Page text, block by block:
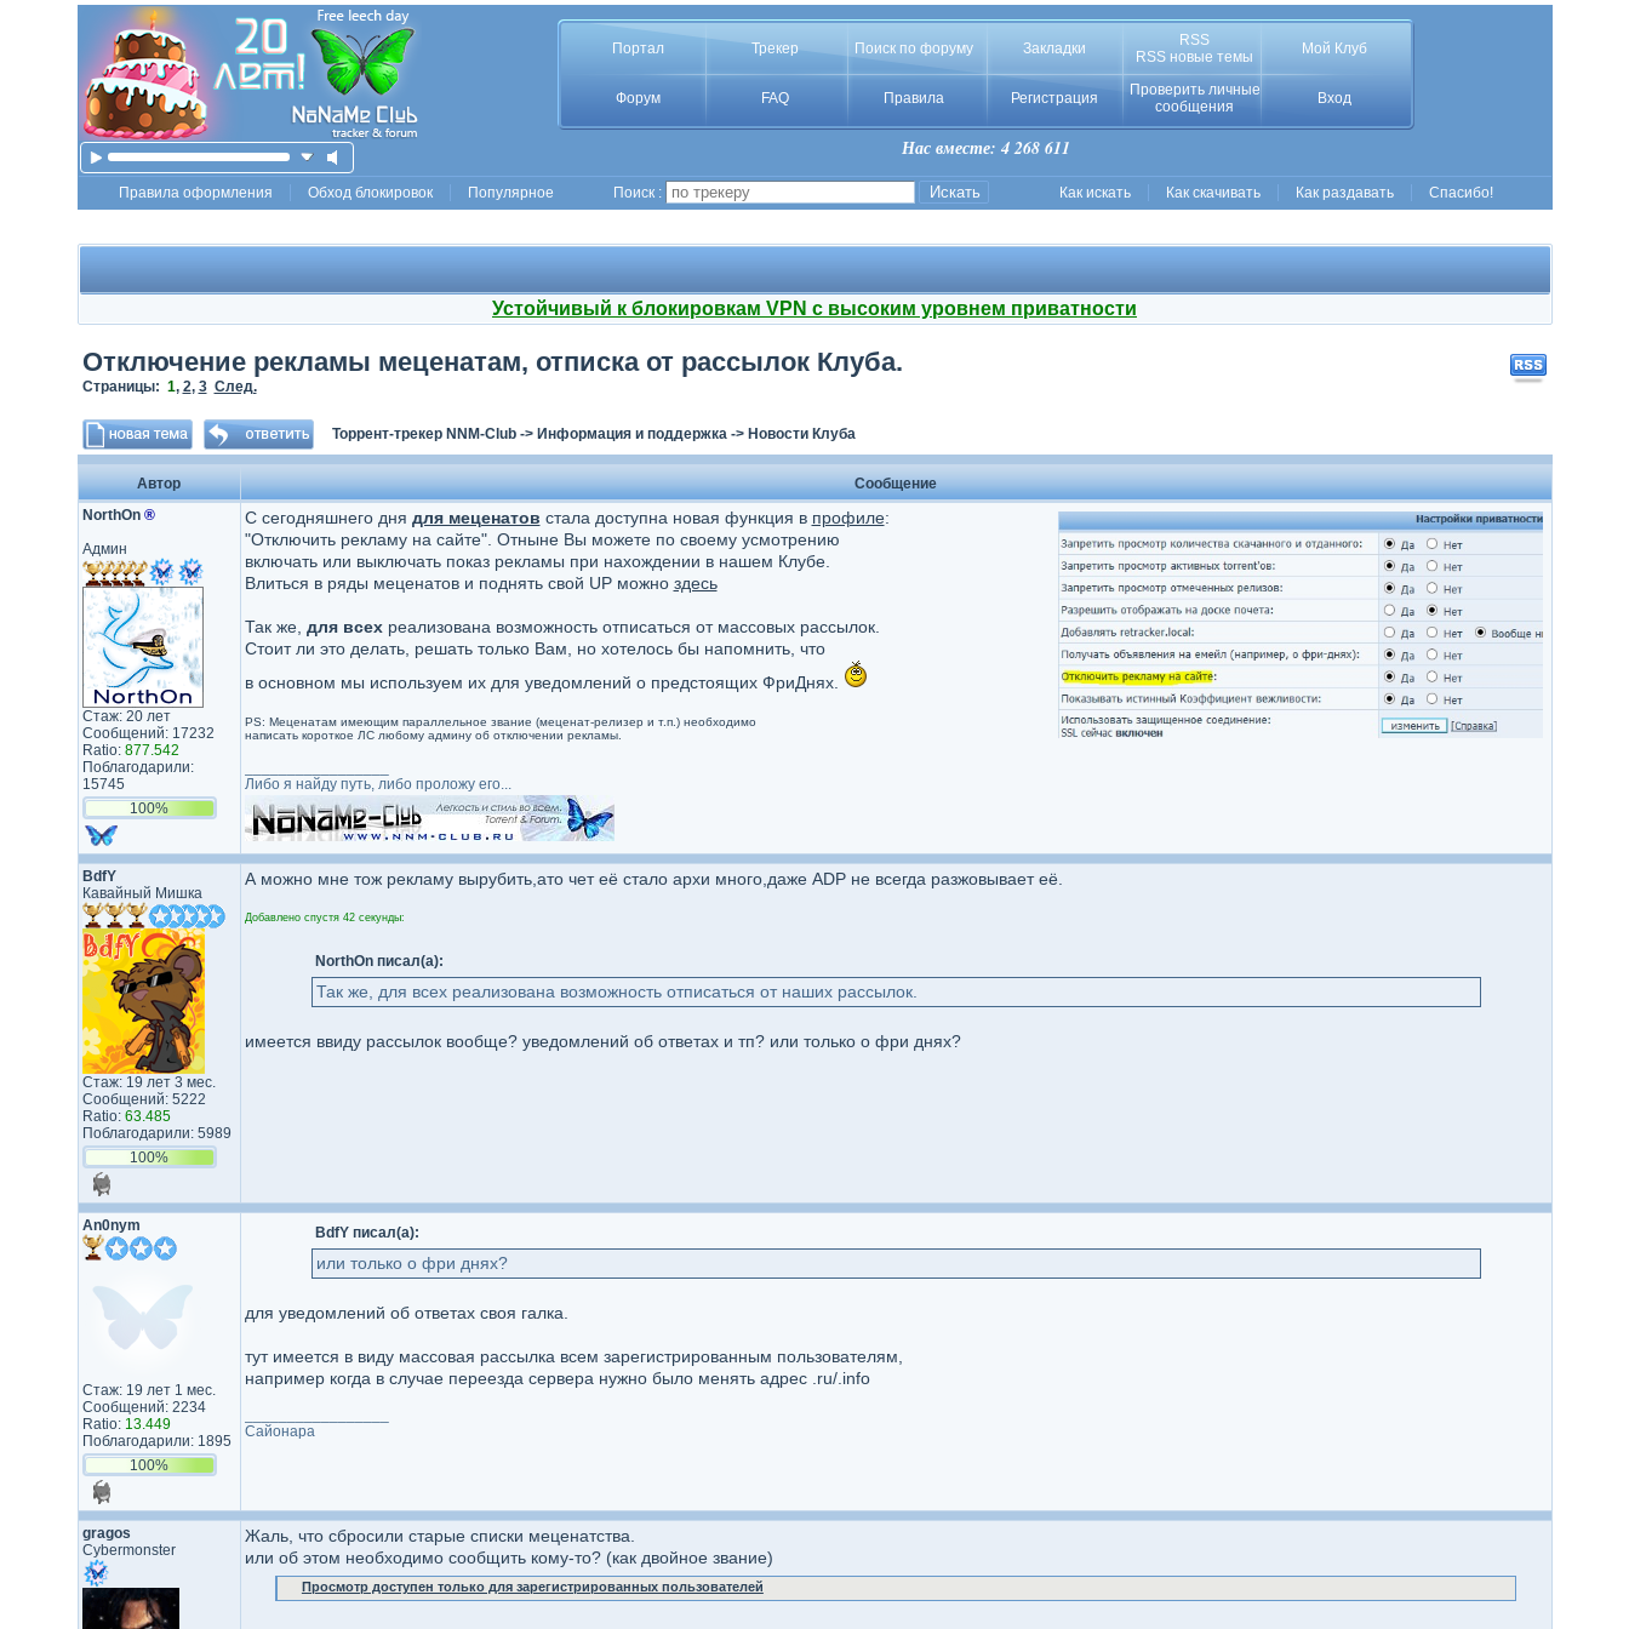
Портал Трекер Поиск по форуму Закладки
RSS
RSS новые темы
Мой Клуб
Форум FAQ Правила Регистрация
Проверить личные
сообщения
Вход
Нас вместе: 4 268 611
Правила оформления Обход блокировок Популярное Поиск : Как искать Как скачивать Как раздавать Спасибо!
Устойчивый к блокировкам VPN с высоким уровнем приватности
Отключение рекламы меценатам, отписка от рассылок Клуба.
Страницы: 1, 2, 3 След.
Торрент-трекер NNM-Club-> Информация и поддержка-> Новости Клуба
Автор
Сообщение
NorthOn ®
Админ
Стаж: 20 лет
Сообщений: 17232
Ratio: 877.542
Поблагодарили:
15745
100%
С сегодняшнего дня для меценатов стала доступна новая функция в профиле:
"Отключить рекламу на сайте". Отныне Вы можете по своему усмотрению
включать или выключать показ рекламы при нахождении в нашем Клубе.
Влиться в ряды меценатов и поднять свой UP можно здесь
Так же, для всехреализована возможность отписаться от массовых рассылок.
Стоит ли это делать, решать только Вам, но хотелось бы напомнить, что
в основном мы используем их для уведомлений о предстоящих ФриДнях.
PS: Меценатам имеющим параллельное звание (меценат-релизер и т.п.) необходимо
написать короткое ЛС любому админу об отключении рекламы.
Либо я найду путь, либо проложу его...
BdfY
Кавайный Мишка
Стаж: 19 лет 3 мес.
Сообщений: 5222
Ratio: 63.485
Поблагодарили: 5989
100%
А можно мне тож рекламу вырубить,ато чет её стало архи много,даже ADP не всегда разжовывает её.
Добавлено спустя 42 секунды:
NorthOn писал(а):
Так же, для всех реализована возможность отписаться от наших рассылок.
имеется ввиду рассылок вообще? уведомлений об ответах и тп? или только о фри днях?
An0nym
Стаж: 19 лет 1 мес.
Сообщений: 2234
Ratio: 13.449
Поблагодарили: 1895
100%
BdfY писал(а):
или только о фри днях?
для уведомлений об ответах своя галка.
тут имеется в виду массовая рассылка всем зарегистрированным пользователям,
например когда в случае переезда сервера нужно было менять адрес .ru/.info
Сайонара
gragos
Cybermonster
Жаль, что сбросили старые списки меценатства.
или об этом необходимо сообщить кому-то? (как двойное звание)
Просмотр доступен только для зарегистрированных пользователей